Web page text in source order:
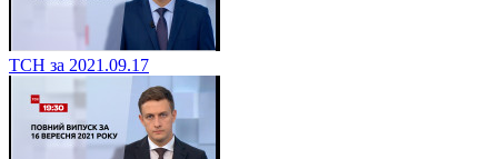
ТСН за 2021.09.17